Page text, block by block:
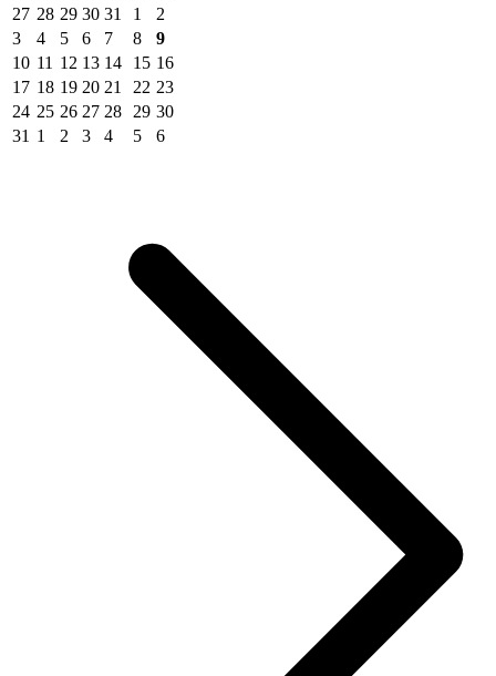
27 28 29 30 31 1
2
3
4 5 6 7 8
9
10 11 12 13 14 15 16
17 18 19 20 21 22 23
24 25 26 27 28 29 30
31 1 2 3 4 5 6